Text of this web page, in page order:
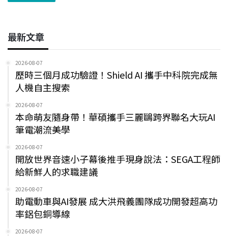
最新文章
2026-08-07
歷時三個月成功驗證！Shield AI 攜手中科院完成無
人機自主搜索
2026-08-07
本命萌友隨身帶！華碩攜手三麗鷗跨界聯名大玩AI
筆電潮流美學
2026-08-07
開放世界音速小子幕後推手現身說法：SEGA工程師
給新鮮人的求職建議
2026-08-07
助電動車與AI發展 成大洪飛義團隊成功開發超高功
率鋁包銅導線
2026-08-07